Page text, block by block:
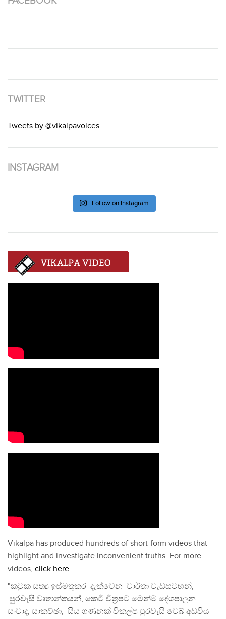
TWITTER
Tweets by @vikalpavoices
INSTAGRAM
Follow on Instagram
Vikalpa has produced hundreds of short-form videos that
highlight and investigate inconvenient truths. For more
videos, click here.
"කටුක සත්‍ය ඉස්මතුකර දැක්වෙන වාර්තා වැඩසටහන්,
පුරවැසි වෘතාන්තයන්, කෙටි චිත්‍රපට මෙන්ම දේශපාලන
සංවාද, සාකච්ඡා, සිය ගණනක් විකල්ප පුරවැසි වෙබ් අඩවිය